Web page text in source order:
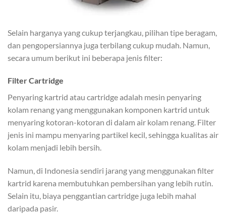
Selain harganya yang cukup terjangkau, pilihan tipe beragam,
dan pengopersiannya juga terbilang cukup mudah. Namun,
secara umum berikut ini beberapa jenis filter:
Filter Cartridge
Penyaring kartrid atau cartridge adalah mesin penyaring
kolam renang yang menggunakan komponen kartrid untuk
menyaring kotoran-kotoran di dalam air kolam renang. Filter
jenis ini mampu menyaring partikel kecil, sehingga kualitas air
kolam menjadi lebih bersih.
Namun, di Indonesia sendiri jarang yang menggunakan filter
kartrid karena membutuhkan pembersihan yang lebih rutin.
Selain itu, biaya penggantian cartridge juga lebih mahal
daripada pasir.